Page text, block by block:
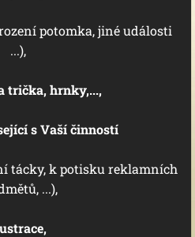
potomka, jiné události
...),
trička, hrnky,...,
s Vaší činností
tácky, k potisku reklamních
...),